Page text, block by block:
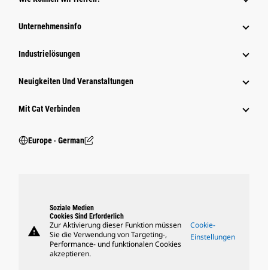
Unternehmensinfo
Industrielösungen
Neuigkeiten Und Veranstaltungen
Mit Cat Verbinden
Europe ‧ German
warning
Soziale Medien
Cookies Sind Erforderlich
Zur Aktivierung dieser Funktion müssen
Sie die Verwendung von Targeting-,
Performance- und funktionalen Cookies
akzeptieren.
Cookie-
Einstellungen